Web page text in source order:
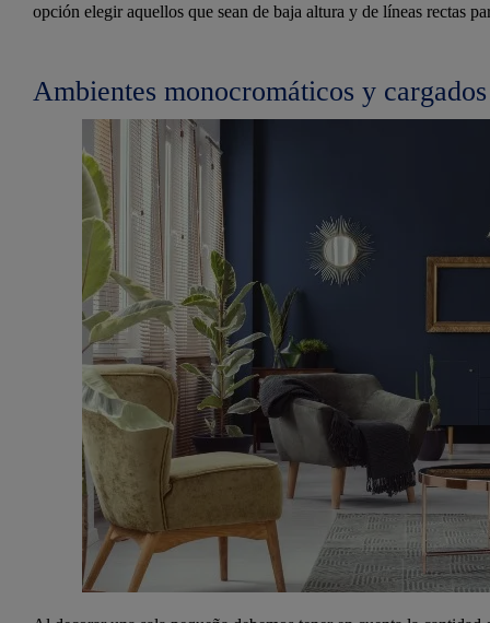
opción elegir aquellos que sean de baja altura y de líneas rectas
Ambientes monocromáticos y